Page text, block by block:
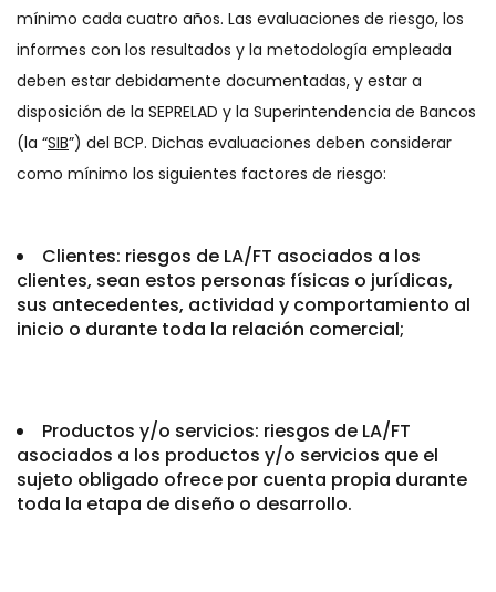
mínimo cada cuatro años. Las evaluaciones de riesgo, los
informes con los resultados y la metodología empleada
deben estar debidamente documentadas, y estar a
disposición de la SEPRELAD y la Superintendencia de Bancos
(la “SIB”) del BCP. Dichas evaluaciones deben considerar
como mínimo los siguientes factores de riesgo:
Clientes: riesgos de LA/FT asociados a los
clientes, sean estos personas físicas o jurídicas,
sus antecedentes, actividad y comportamiento al
inicio o durante toda la relación comercial;
Productos y/o servicios: riesgos de LA/FT
asociados a los productos y/o servicios que el
sujeto obligado ofrece por cuenta propia durante
toda la etapa de diseño o desarrollo.